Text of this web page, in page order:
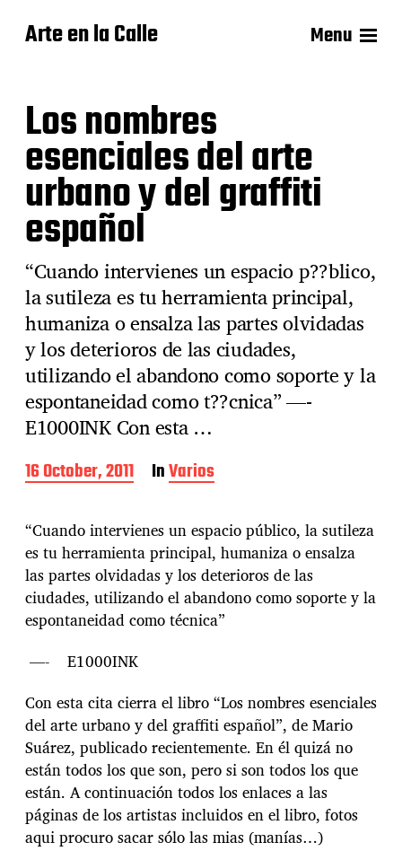
Arte en la Calle Menu
Los nombres
esenciales del arte
urbano y del graffiti
español
“Cuando intervienes un espacio p??blico,
la sutileza es tu herramienta principal,
humaniza o ensalza las partes olvidadas
y los deterioros de las ciudades,
utilizando el abandono como soporte y la
espontaneidad como t??cnica” —-
E1000INK Con esta …
P
o
t
d
a
t
e
16 October, 2011 InVarios
“Cuando intervienes un espacio público, la sutileza
es tu herramienta principal, humaniza o ensalza
las partes olvidadas y los deterioros de las
ciudades, utilizando el abandono como soporte y la
espontaneidad como técnica”
—- E1000INK
Con esta cita cierra el libro “Los nombres esenciales
del arte urbano y del graffiti español”, de Mario
Suárez, publicado recientemente. En él quizá no
están todos los que son, pero si son todos los que
están. A continuación todos los enlaces a las
páginas de los artistas incluidos en el libro, fotos
aqui procuro sacar sólo las mias (manías…)